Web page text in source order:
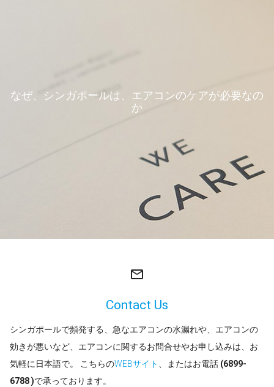
なぜ、シンガポールは、エアコンのケアが必要なの
か
mail_outline
Contact Us
シンガポールで頻発する、急なエアコンの水漏れや、エアコンの
効きが悪いなど、エアコンに関するお問合せやお申し込みは、お
気軽に日本語で。 こちらのWEBサイト 、またはお電話 (6899-
6788 )で承っております。